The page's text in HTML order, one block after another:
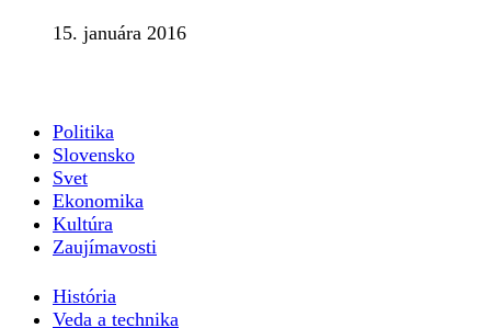
15. januára 2016
Politika
Slovensko
Svet
Ekonomika
Kultúra
Zaujímavosti
História
Veda a technika